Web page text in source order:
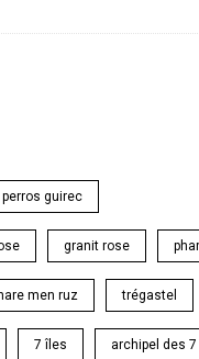
perros guirec
granit rose
men ruz trégastel
7 îles archipel des